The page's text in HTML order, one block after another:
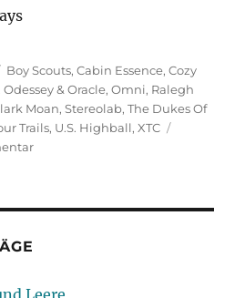
Schlagwörter
Boy Scouts,Cabin Essence,Cozy
,Odessey & Oracle,Omni, Ralegh
Moan,Stereolab,The Dukes Of
Trails, U.S. Highball,XTC
zu
Leere